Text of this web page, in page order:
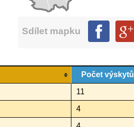
Sdílet mapku
Počet výskytů
11
4